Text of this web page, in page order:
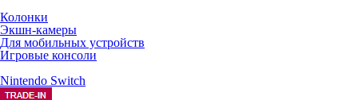
Колонки
Экшн-камеры
Для мобильных устройств
Игровые консоли
Nintendo Switch